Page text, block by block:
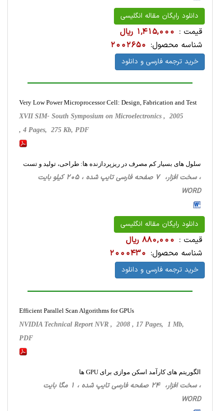
دانلود رایگان مقاله انگلیسی
قیمت : 1,415,000 ریال
شناسه محصول: 2002650
خرید ترجمه فارسی و دانلود
Very Low Power Microprocessor Cell: Design, Fabrication and Test
XVII SIM- South Symposium on Microelectronics , 2005
, 4 Pages, 275 Kb, PDF
سلول های بسیار کم مصرف در ریزپردازنده ها: طراحی، تولید و تست
، سخت ‌افزار، 7 صفحه فارسی تایپ شده ، 205 کیلو بایت
WORD
دانلود رایگان مقاله انگلیسی
قیمت : 880,000 ریال
شناسه محصول: 2000430
خرید ترجمه فارسی و دانلود
Efficient Parallel Scan Algorithms for GPUs
NVIDIA Technical Report NVR , 2008 , 17 Pages, 1 Mb,
PDF
الگوریتم های کارآمد اسکن موازی برای GPU ها
، سخت ‌افزار، 24 صفحه فارسی تایپ شده ، 1 مگا بایت
WORD